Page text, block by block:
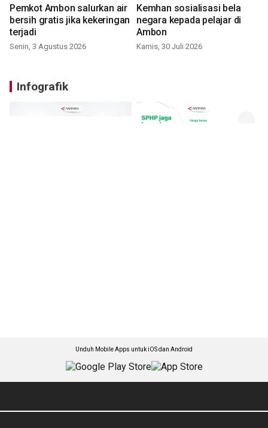
Pemkot Ambon salurkan air
bersih gratis jika kekeringan
terjadi
Senin, 3 Agustus 2026
Kemhan sosialisasi bela
negara kepada pelajar di
Ambon
Kamis, 30 Juli 2026
Infografik
Unduh Mobile Apps untuk iOS dan Android